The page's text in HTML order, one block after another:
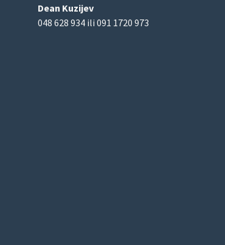
Dean Kuzijev
048 628 934 ili 091 1720 973